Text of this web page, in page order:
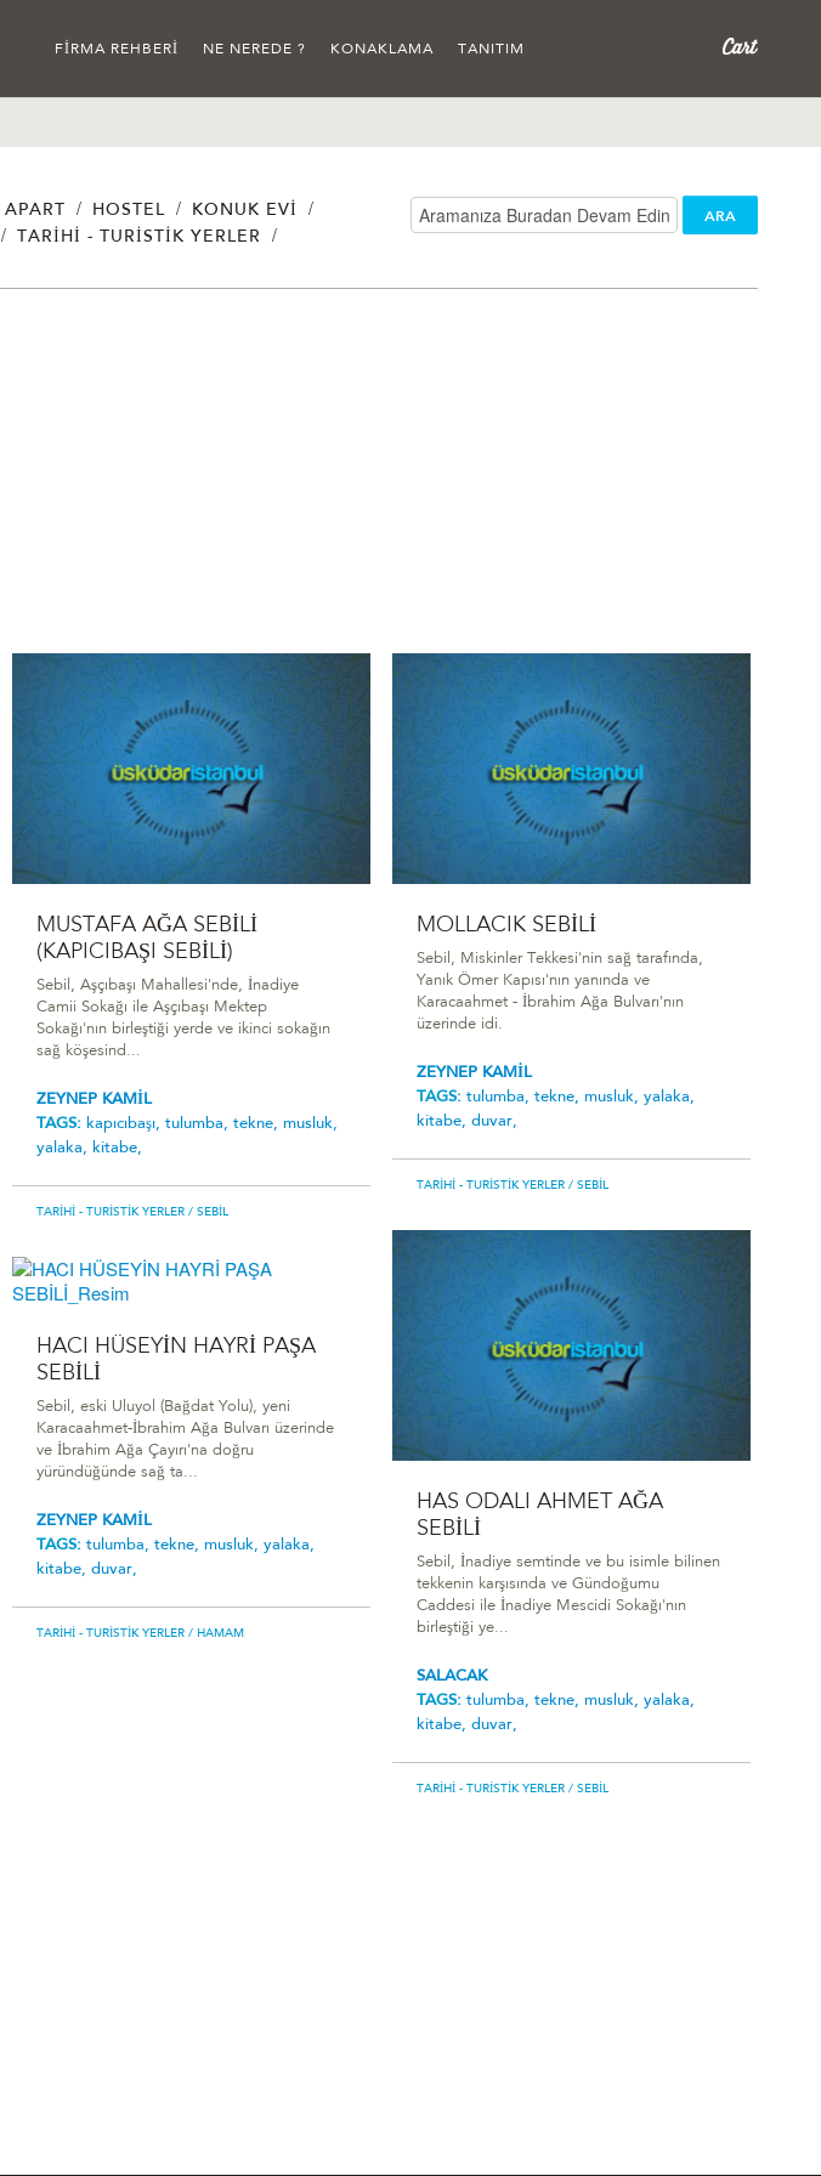
FIRMA REHBERI NE NEREDE ? KONAKLAMA TANITIM
APART / HOSTEL / KONUK EVI /
/ TARIHI - TURISTIK YERLER /
ARA
MUSTAFA AĞA SEBİLİ
(KAPICIBAŞI SEBİLİ)
Sebil, Aşçıbaşı Mahallesi'nde, İnadiye
Camii Sokağı ile Aşçıbaşı Mektep
Sokağı'nın birleştiği yerde ve ikinci sokağın
sağ köşesind...
ZEYNEP KAMİL
TAGS: kapıcıbaşı, tulumba, tekne, musluk,
yalaka, kitabe,
TARIHI - TURISTIK YERLER / SEBIL
MOLLACIK SEBİLİ
Sebil, Miskinler Tekkesi'nin sağ tarafında,
Yanık Ömer Kapısı'nın yanında ve
Karacaahmet - İbrahim Ağa Bulvarı'nın
üzerinde idi.
ZEYNEP KAMİL
TAGS: tulumba, tekne, musluk, yalaka,
kitabe, duvar,
TARIHI - TURISTIK YERLER / SEBIL
HAS ODALI AHMET AĞA
SEBİLİ
Sebil, İnadiye semtinde ve bu isimle bilinen
tekkenin karşısında ve Gündoğumu
Caddesi ile İnadiye Mescidi Sokağı'nın
birleştiği ye...
SALACAK
TAGS: tulumba, tekne, musluk, yalaka,
kitabe, duvar,
TARIHI - TURISTIK YERLER / SEBIL
HACI HÜSEYİN HAYRİ PAŞA
SEBİLİ
Sebil, eski Uluyol (Bağdat Yolu), yeni
Karacaahmet-İbrahim Ağa Bulvarı üzerinde
ve İbrahim Ağa Çayırı'na doğru
yüründüğünde sağ ta...
ZEYNEP KAMİL
TAGS: tulumba, tekne, musluk, yalaka,
kitabe, duvar,
TARIHI - TURISTIK YERLER / HAMAM